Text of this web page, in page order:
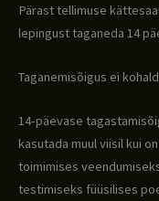
Pärast tellimuse
lepingust taganeda 14
Taganemisõigus ei
14-päevase
kasutada muul viisil kui
toimimises
testimiseks füüsilises